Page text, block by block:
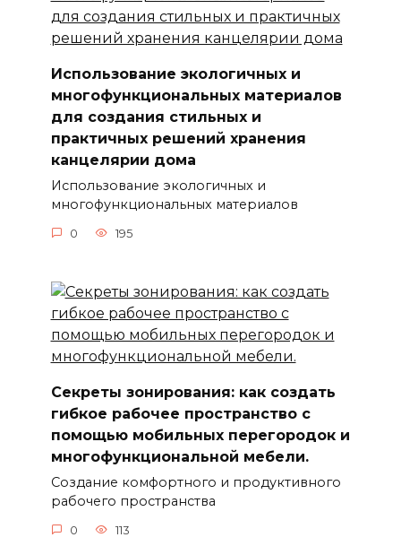
Использование экологичных и
многофункциональных материалов
для создания стильных и
практичных решений хранения
канцелярии дома
Использование экологичных и
многофункциональных материалов
0 195
Секреты зонирования: как создать
гибкое рабочее пространство с
помощью мобильных перегородок и
многофункциональной мебели.
Создание комфортного и продуктивного
рабочего пространства
0 113